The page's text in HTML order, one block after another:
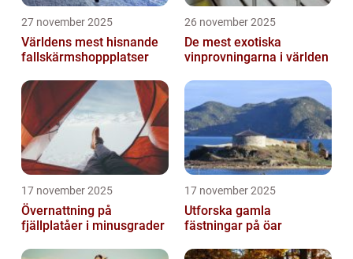
27 november 2025
Världens mest hisnande
fallskärmshoppplatser
26 november 2025
De mest exotiska
vinprovningarna i världen
17 november 2025
Övernattning på
fjällplatåer i minusgrader
17 november 2025
Utforska gamla
fästningar på öar